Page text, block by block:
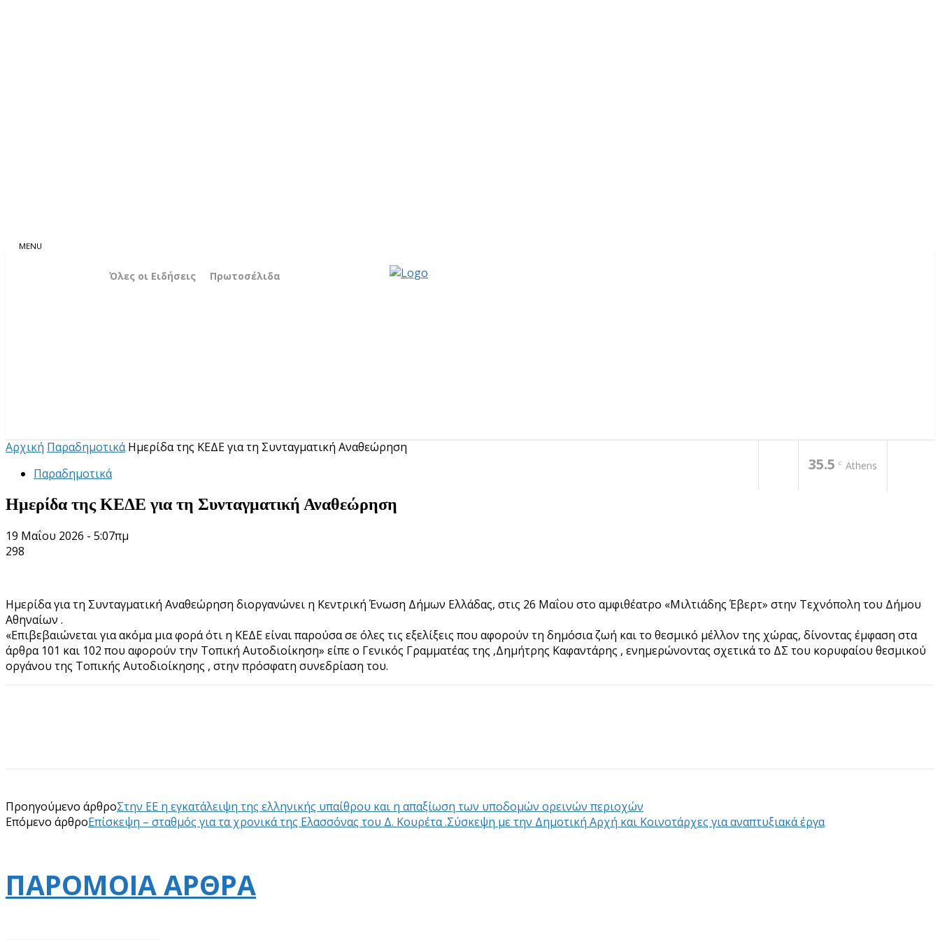
Όλες οι Ειδήσεις Πρωτοσέλιδα
35.5 C Athens
Αρχική Παραδημοτικά Ημερίδα της ΚΕΔΕ για τη Συνταγματική Αναθεώρηση
Παραδημοτικά
Ημερίδα της ΚΕΔΕ για τη Συνταγματική Αναθεώρηση
19 Μαΐου 2026 - 5:07πμ
298
Ημερίδα για τη Συνταγματική Αναθεώρηση διοργανώνει η Κεντρική Ένωση Δήμων Ελλάδας, στις 26 Μαΐου στο αμφιθέατρο «Μιλτιάδης Έβερτ» στην Τεχνόπολη του Δήμου
Αθηναίων .
«Επιβεβαιώνεται για ακόμα μια φορά ότι η ΚΕΔΕ είναι παρούσα σε όλες τις εξελίξεις που αφορούν τη δημόσια ζωή και το θεσμικό μέλλον της χώρας, δίνοντας έμφαση στα
άρθρα 101 και 102 που αφορούν την Τοπική Αυτοδιοίκηση» είπε ο Γενικός Γραμματέας της ,Δημήτρης Καφαντάρης , ενημερώνοντας σχετικά το ΔΣ του κορυφαίου θεσμικού
οργάνου της Τοπικής Αυτοδιοίκησης , στην πρόσφατη συνεδρίαση του.
Προηγούμενο άρθροΣτην ΕΕ η εγκατάλειψη της ελληνικής υπαίθρου και η απαξίωση των υποδομών ορεινών περιοχών
Επόμενο άρθροΕπίσκεψη – σταθμός για τα χρονικά της Ελασσόνας του Δ. Κουρέτα .Σύσκεψη με την Δημοτική Αρχή και Κοινοτάρχες για αναπτυξιακά έργα
ΠΑΡΟΜΟΙΑ ΑΡΘΡΑ